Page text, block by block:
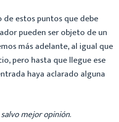
de estos puntos que debe
pueden ser objeto de un
más adelante, al igual que
pero hasta que llegue ese
haya aclarado alguna
salvo mejor opinión.